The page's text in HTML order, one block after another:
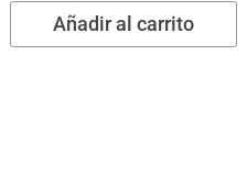
Añadir al carrito